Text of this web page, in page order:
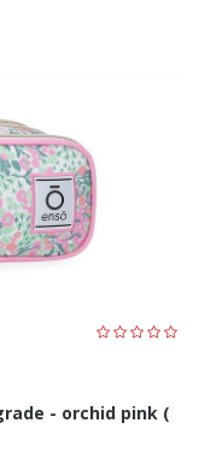
- orchid pink (